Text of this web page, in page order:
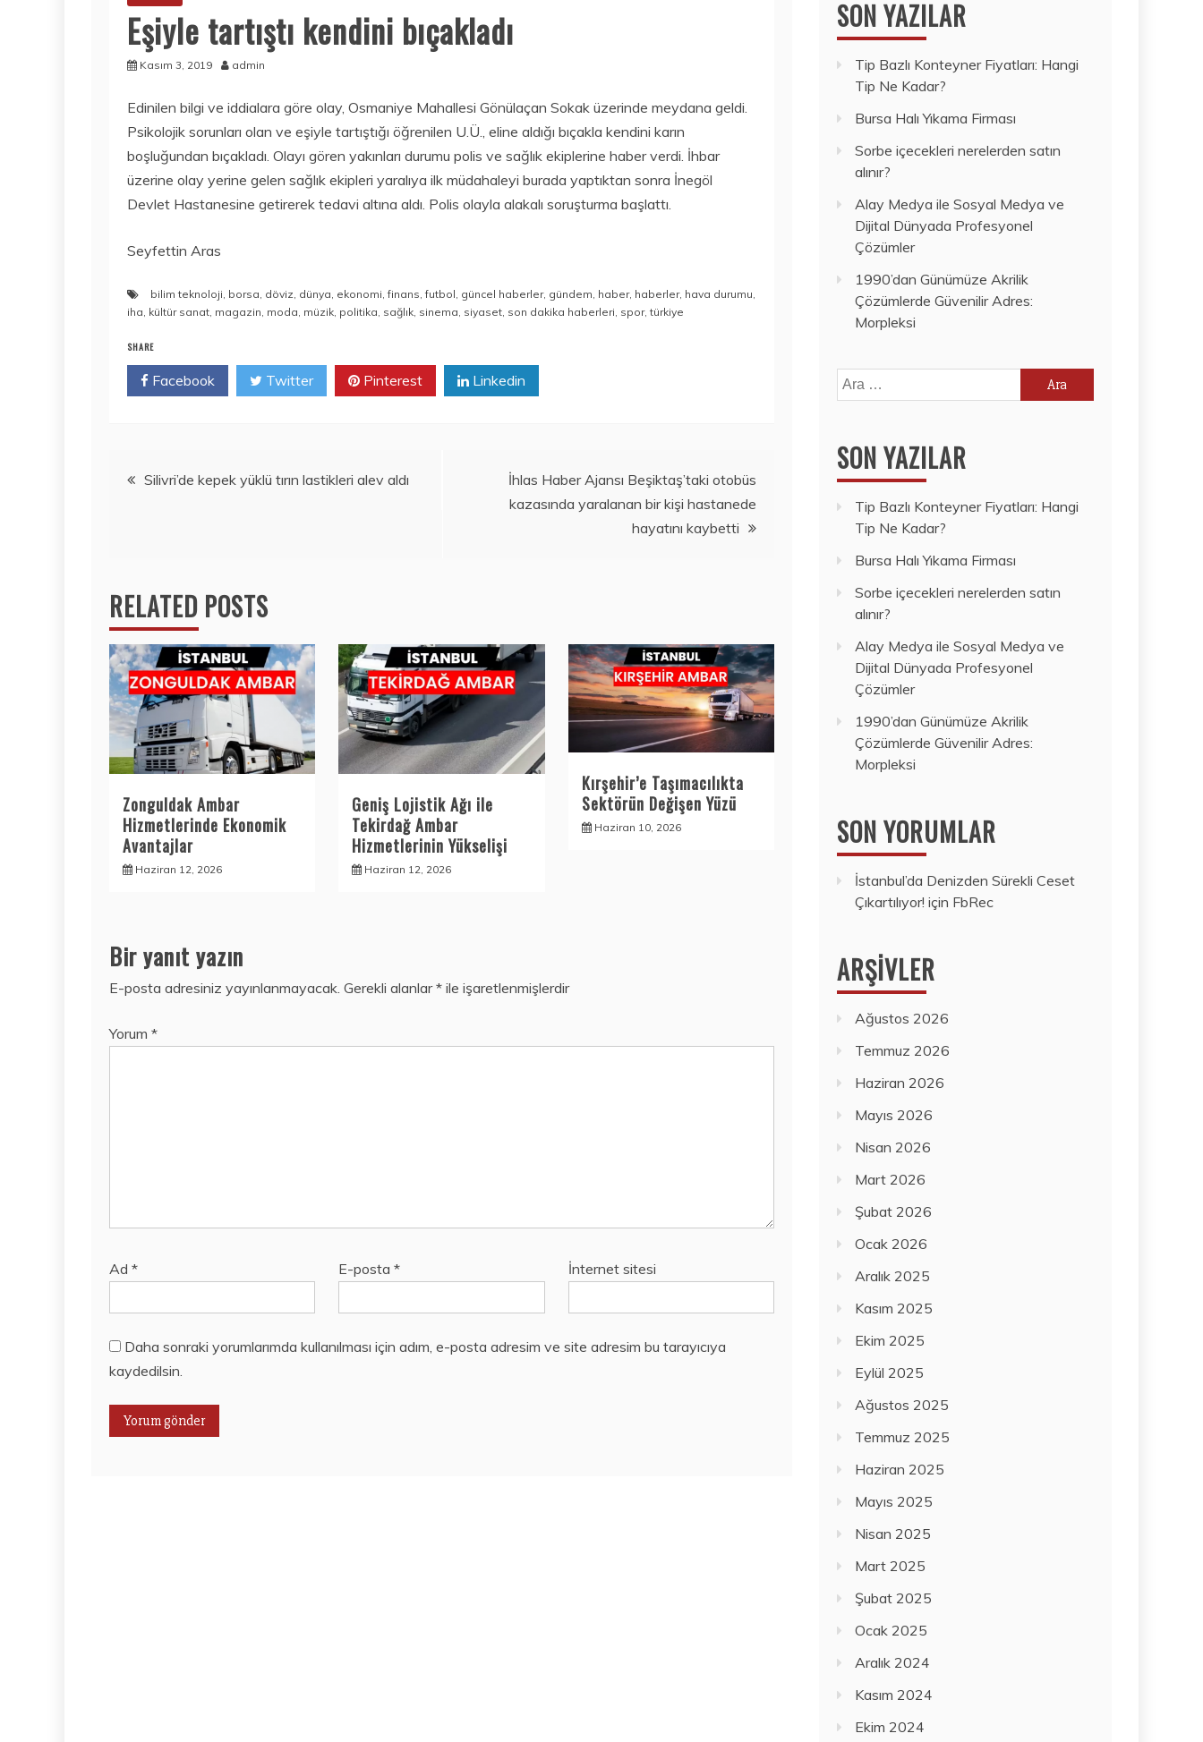
Eşiyle tartıştı kendini bıçakladı
Kasım 3, 2019 admin
Edinilen bilgi ve iddialara göre olay, Osmaniye Mahallesi Gönülaçan Sokak üzerinde meydana geldi.
Psikolojik sorunları olan ve eşiyle tartıştığı öğrenilen U.Ü., eline aldığı bıçakla kendini karın
boşluğundan bıçakladı. Olayı gören yakınları durumu polis ve sağlık ekiplerine haber verdi. İhbar
üzerine olay yerine gelen sağlık ekipleri yaralıya ilk müdahaleyi burada yaptıktan sonra İnegöl
Devlet Hastanesine getirerek tedavi altına aldı. Polis olayla alakalı soruşturma başlattı.
Seyfettin Aras
bilim teknoloji, borsa, döviz, dünya, ekonomi,finans,futbol, güncel haberler, gündem, haber, haberler, hava durumu,
iha, kültür sanat, magazin, moda, müzik, politika, sağlık, sinema, siyaset, son dakika haberleri, spor,türkiye
SHARE
Facebook Twitter Pinterest Linkedin
YazıSilivri’de kepek yüklü tırın lastikleri alev aldı
İhlas Haber Ajansı Beşiktaş’taki otobüs
kazasında yaralanan bir kişi hastanede
hayatını kaybetti
RELATED POSTS
Zonguldak Ambar
Hizmetlerinde Ekonomik
Avantajlar
Haziran 12, 2026
Geniş Lojistik Ağı ile
Tekirdağ Ambar
Hizmetlerinin Yükselişi
Haziran 12, 2026
Kırşehir’e Taşımacılıkta
Sektörün Değişen Yüzü
Haziran 10, 2026
Bir yanıt yazın
E-posta adresiniz yayınlanmayacak. Gerekli alanlar* ile işaretlenmişlerdir
Yorum *
Ad * E-posta* İnternet sitesi
Daha sonraki yorumlarımda kullanılması için adım, e-posta adresim ve site adresim bu tarayıcıya
kaydedilsin.
SON YAZILAR
Tip Bazlı Konteyner Fiyatları: Hangi
Tip Ne Kadar?
Bursa Halı Yıkama Firması
Sorbe içecekleri nerelerden satın
alınır?
Alay Medya ile Sosyal Medya ve
Dijital Dünyada Profesyonel
Çözümler
1990’dan Günümüze Akrilik
Çözümlerde Güvenilir Adres:
Morpleksi
Arama:
SON YAZILAR
Tip Bazlı Konteyner Fiyatları: Hangi
Tip Ne Kadar?
Bursa Halı Yıkama Firması
Sorbe içecekleri nerelerden satın
alınır?
Alay Medya ile Sosyal Medya ve
Dijital Dünyada Profesyonel
Çözümler
1990’dan Günümüze Akrilik
Çözümlerde Güvenilir Adres:
Morpleksi
SON YORUMLAR
İstanbul’da Denizden Sürekli Ceset
Çıkartılıyor! için FbRec
ARŞIVLER
Ağustos 2026
Temmuz 2026
Haziran 2026
Mayıs 2026
Nisan 2026
Mart 2026
Şubat 2026
Ocak 2026
Aralık 2025
Kasım 2025
Ekim 2025
Eylül 2025
Ağustos 2025
Temmuz 2025
Haziran 2025
Mayıs 2025
Nisan 2025
Mart 2025
Şubat 2025
Ocak 2025
Aralık 2024
Kasım 2024
Ekim 2024